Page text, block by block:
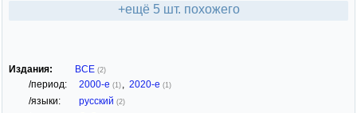
+ещё 5 шт. похожего
Издания: ВСЕ (2)
/период: 2000-е (1) , 2020-е (1)
/языки: русский (2)